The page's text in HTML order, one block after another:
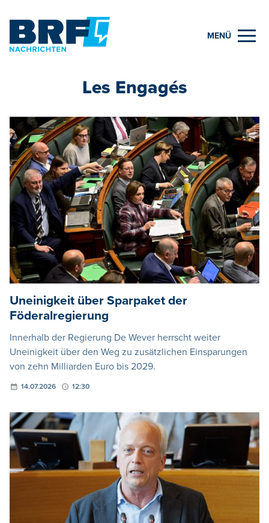
MENÜ
Les Engagés
Uneinigkeit über Sparpaket der
Föderalregierung
Innerhalb der Regierung De Wever herrscht weiter
Uneinigkeit über den Weg zu zusätzlichen Einsparungen
von zehn Milliarden Euro bis 2029.
14.07.2026 12:30